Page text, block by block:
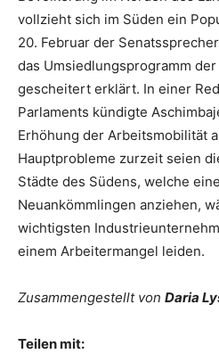
vollzieht sich im Süden ein
20. Februar der
das Umsiedlungsprogramm
gescheitert erklärt. In einer
Parlaments kündigte
Erhöhung der Arbeitsmobilität
Hauptprobleme zurzeit seien
Städte des Südens, welche
Neuankömmlingen anziehen,
wichtigsten
einem Arbeitermangel leiden.
Zusammengestellt von Daria
Teilen mit: